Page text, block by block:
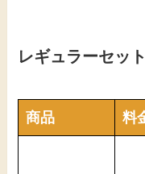
レギュラーセッ
商品 料